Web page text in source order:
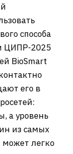
способа
ЦИПР-2025
BioSmart
его в
а уровень
из самых
легко